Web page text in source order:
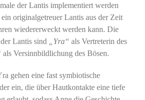
der Lantis implementiert werden
originalgetreuer Lantis aus der Zeit
wiedererweckt werden kann. Die
Lantis sind
„Yra“ als Vertreterin des
als Versinnbildlichung des Bösen.
gehen eine fast symbiotische
ein, die über Hautkontakte eine tiefe